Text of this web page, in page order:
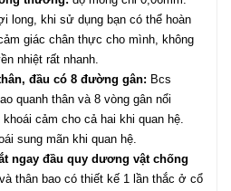
long, khi sử dụng bạn có thể hoàn
giác chân thực cho mình, không
nhiệt rất nhanh.
đầu có 8 đường gân: Bcs
quanh thân và 8 vòng gân nổi
cảm cho cả hai khi quan hệ.
sung mãn khi quan hệ.
ngay đầu quy dương vật chống
thân bao có thiết kế 1 lần thắc ở cổ